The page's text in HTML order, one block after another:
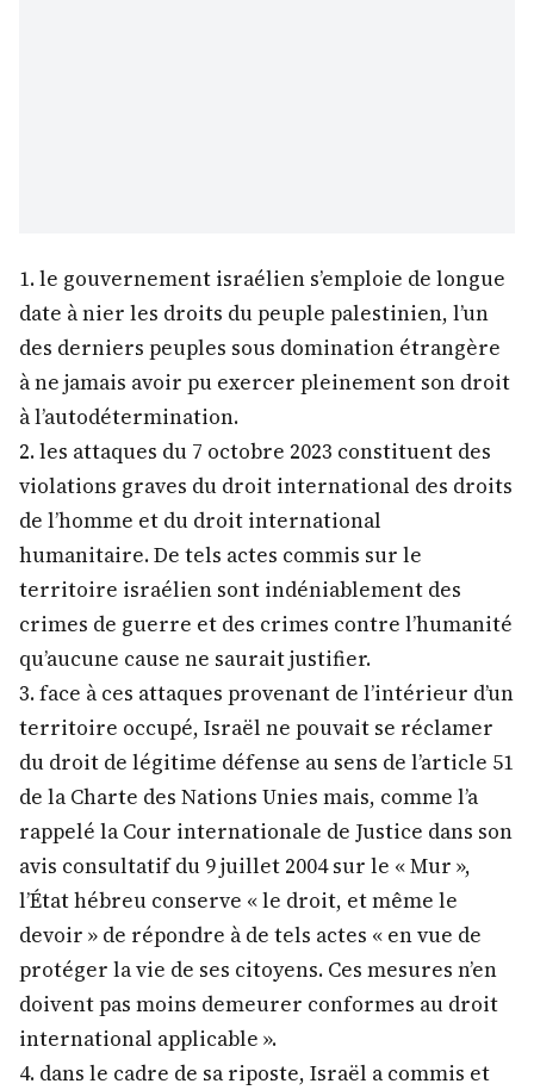
1. le gouvernement israélien s’emploie de longue
date à nier les droits du peuple palestinien, l’un
des derniers peuples sous domination étrangère
à ne jamais avoir pu exercer pleinement son droit
à l’autodétermination.
2. les attaques du 7 octobre 2023 constituent des
violations graves du droit international des droits
de l’homme et du droit international
humanitaire. De tels actes commis sur le
territoire israélien sont indéniablement des
crimes de guerre et des crimes contre l’humanité
qu’aucune cause ne saurait justifier.
3. face à ces attaques provenant de l’intérieur d’un
territoire occupé, Israël ne pouvait se réclamer
du droit de légitime défense au sens de l’article 51
de la Charte des Nations Unies mais, comme l’a
rappelé la Cour internationale de Justice dans son
avis consultatif du 9 juillet 2004 sur le « Mur »,
l’État hébreu conserve « le droit, et même le
devoir » de répondre à de tels actes « en vue de
protéger la vie de ses citoyens. Ces mesures n’en
doivent pas moins demeurer conformes au droit
international applicable ».
4. dans le cadre de sa riposte, Israël a commis et